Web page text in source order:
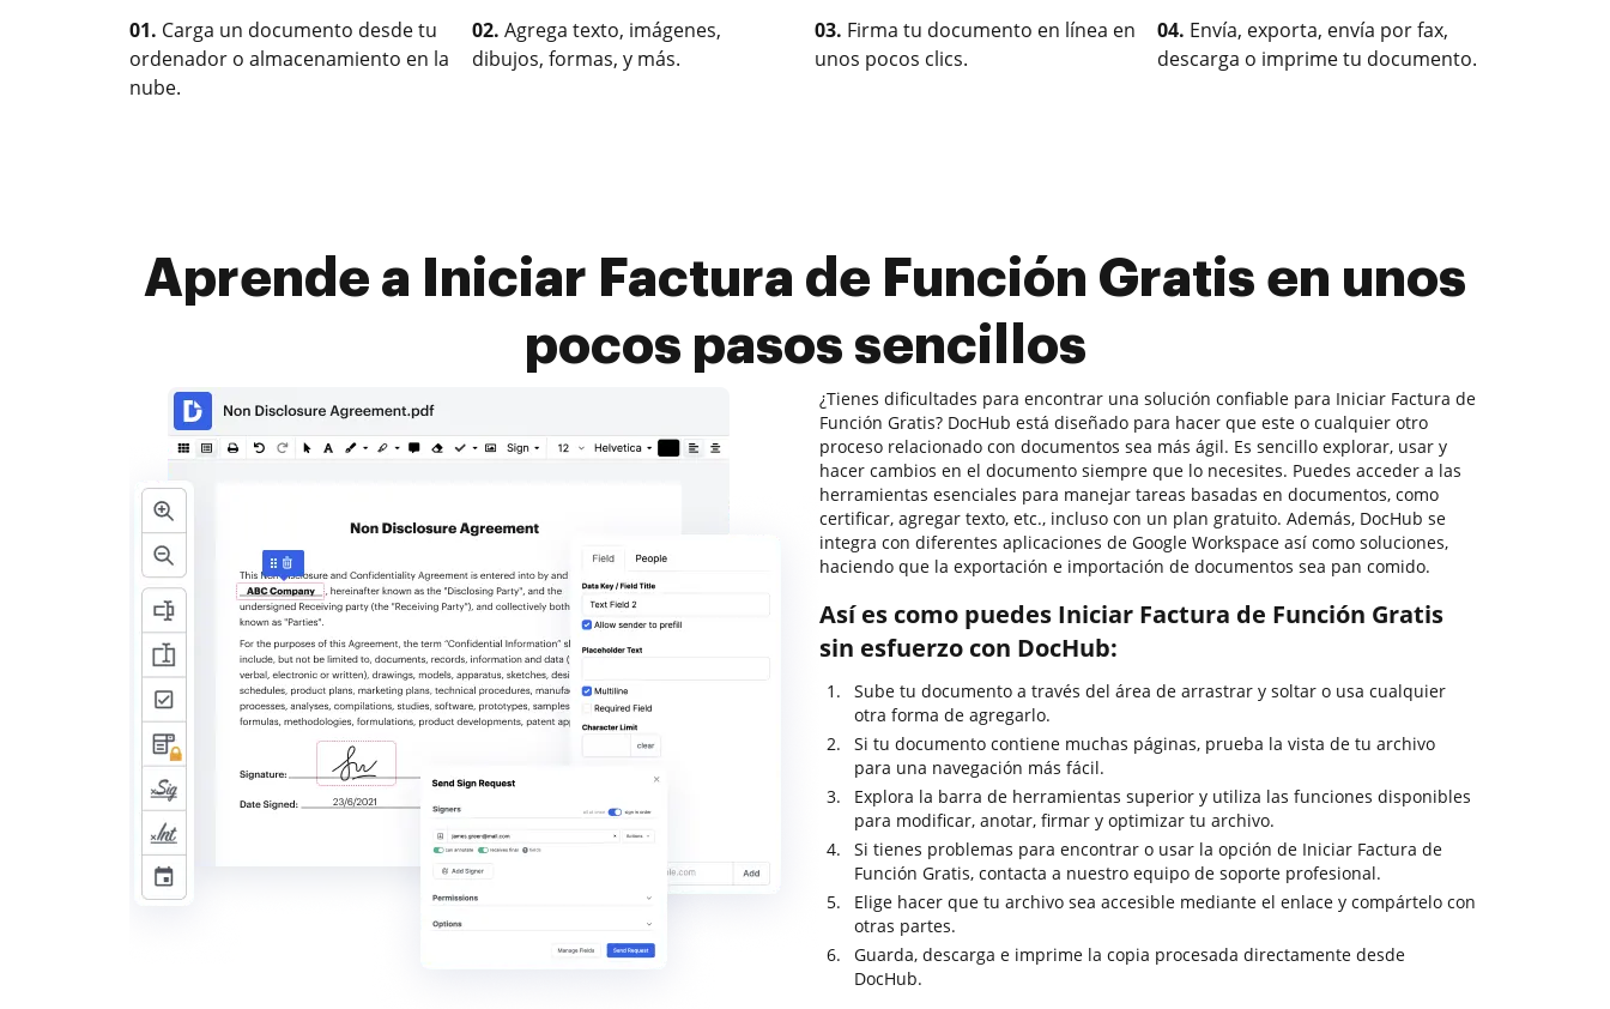
01. Carga un documento desde tu
ordenador o almacenamiento en la
nube.
02. Agrega texto, imágenes,
dibujos, formas, y más.
03. Firma tu documento en línea en
unos pocos clics.
04. Envía, exporta, envía por fax,
descarga o imprime tu documento.
Aprende a Iniciar Factura de Función Gratis en unos
pocos pasos sencillos
¿Tienes dificultades para encontrar una solución confiable para Iniciar Factura de
Función Gratis? DocHub está diseñado para hacer que este o cualquier otro
proceso relacionado con documentos sea más ágil. Es sencillo explorar, usar y
hacer cambios en el documento siempre que lo necesites. Puedes acceder a las
herramientas esenciales para manejar tareas basadas en documentos, como
certificar, agregar texto, etc., incluso con un plan gratuito. Además, DocHub se
integra con diferentes aplicaciones de Google Workspace así como soluciones,
haciendo que la exportación e importación de documentos sea pan comido.
Así es como puedes Iniciar Factura de Función Gratis
sin esfuerzo con DocHub:
Sube tu documento a través del área de arrastrar y soltar o usa cualquier
otra forma de agregarlo.
Si tu documento contiene muchas páginas, prueba la vista de tu archivo
para una navegación más fácil.
Explora la barra de herramientas superior y utiliza las funciones disponibles
para modificar, anotar, firmar y optimizar tu archivo.
Si tienes problemas para encontrar o usar la opción de Iniciar Factura de
Función Gratis, contacta a nuestro equipo de soporte profesional.
Elige hacer que tu archivo sea accesible mediante el enlace y compártelo con
otras partes.
Guarda, descarga e imprime la copia procesada directamente desde
DocHub.